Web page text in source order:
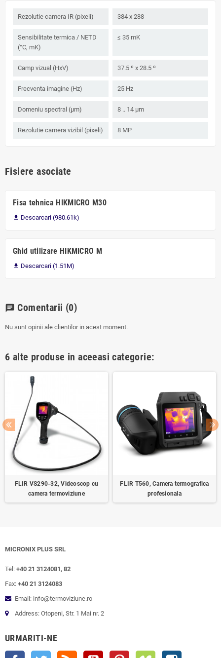
Rezolutie camera IR (pixeli) 384 x 288
Sensibilitate termica / NETD
(°C, mK)
≤ 35 mK
Camp vizual (HxV) 37.5 º x 28.5 º
Frecventa imagine (Hz) 25 Hz
Domeniu spectral (μm) 8 .. 14 µm
Rezolutie camera vizibil (pixeli) 8 MP
Fisiere asociate
Fisa tehnica HIKMICRO M30
 Descarcari (980.61k)
Ghid utilizare HIKMICRO M
 Descarcari (1.51M)
chat Comentarii (0)
Nu sunt opinii ale clientilor in acest moment.
6 alte produse in aceeasi categorie:
FLIR VS290-32, Videoscop cu
camera termoviziune
FLIR T560, Camera termografica
profesionala
MICRONIX PLUS SRL
Tel: +40 21 3124081, 82
Fax: +40 21 3124083
Email: info@termoviziune.ro
Address: Otopeni, Str. 1 Mai nr. 2
URMARITI-NE
Facebook Twitter RSS YouTube Pinterest Vimeo